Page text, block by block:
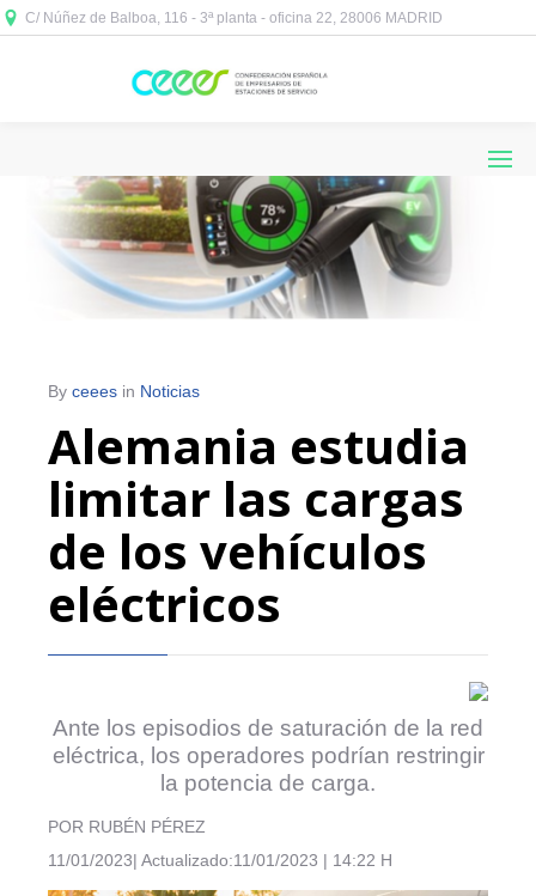
C/ Núñez de Balboa, 116 - 3ª planta - oficina 22, 28006 MADRID
By ceees in Noticias
Alemania estudia
limitar las cargas
de los vehículos
eléctricos
Ante los episodios de saturación de la red
eléctrica, los operadores podrían restringir
la potencia de carga.
POR RUBÉN PÉREZ
11/01/2023| Actualizado:11/01/2023 | 14:22 H